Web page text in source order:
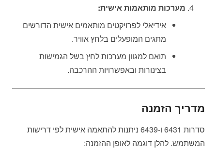
מערכות מותאמות אישית:
אידיאלי לפרויקטים מותאמים אישית הדורשים
מתגים המופעלים בלחץ אוויר.
תואם למגוון מערכות לחץ בשל הגמישות
בצינורות ובאפשרויות ההרכבה.
מדריך הזמנה
סדרות 6431 ו-6439 ניתנות להתאמה אישית לפי דרישות
המשתמש. להלן דוגמה לאופן ההזמנה: